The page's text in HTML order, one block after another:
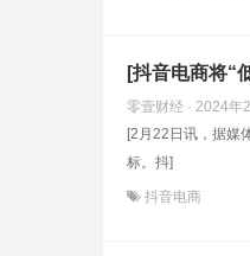
[抖音电商将“
零壹财经 · 2024年
[2月22日讯，据媒
标。抖]
抖音电商